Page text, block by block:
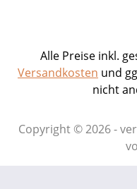
Alle Preise inkl.
Versandkosten und
nicht
Copyright © 2026 -